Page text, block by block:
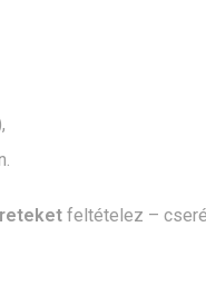
feltételez –